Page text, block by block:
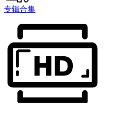
专辑合集